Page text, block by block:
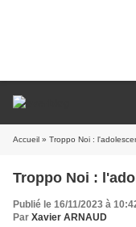
Accueil » Troppo Noi :
Troppo Noi :
Publié le 16/11/2023 à
Par Xavier ARNAUD